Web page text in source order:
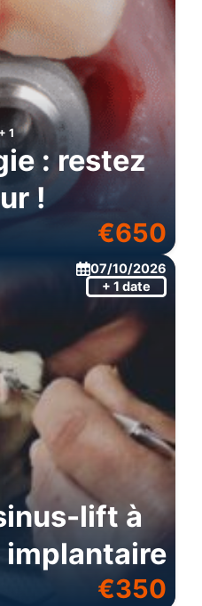
1
: restez
!
€650
07/10/2026
+ 1 date
lift à
€350